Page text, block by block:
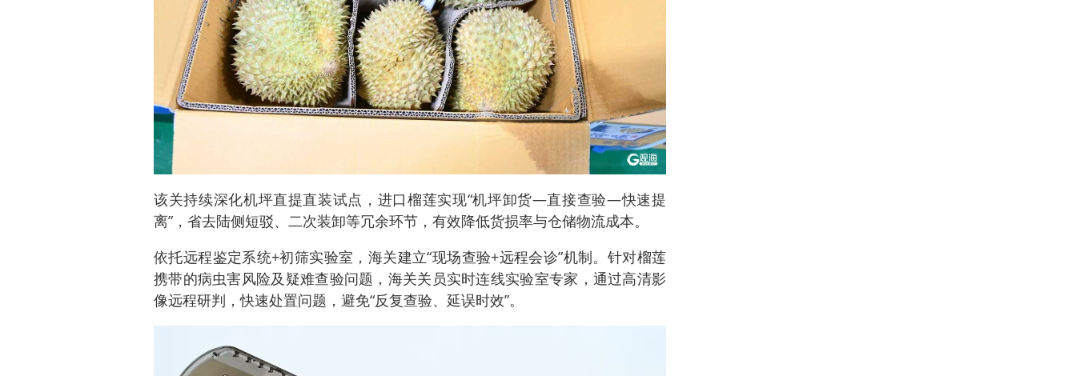
该关持续深化机坪直提直装试点，进口榴莲实现“机坪卸货—直接查验—快速提
离”，省去陆侧短驳、二次装卸等冗余环节，有效降低货损率与仓储物流成本。
依托远程鉴定系统+初筛实验室，海关建立“现场查验+远程会诊”机制。针对榴莲
携带的病虫害风险及疑难查验问题，海关关员实时连线实验室专家，通过高清影
像远程研判，快速处置问题，避免“反复查验、延误时效”。